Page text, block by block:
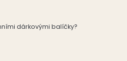
dárkovými balíčky?